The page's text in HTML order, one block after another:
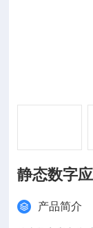
静态数字
产品简介